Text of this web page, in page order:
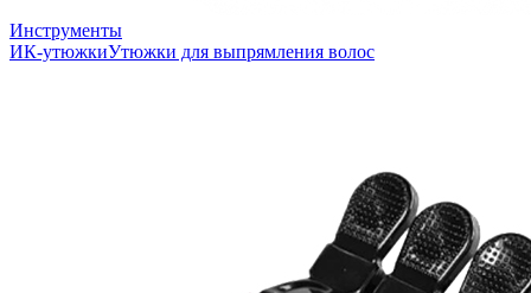
Инструменты
ИК-утюжкиУтюжки для выпрямления волос